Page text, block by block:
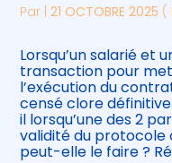
Être prêt pour la
électronique
Par |21 OCTOBRE 2025 (
Lorsqu’un salarié et
transaction pour
l’exécution du
censé clore
il lorsqu’une des 2
validité du protocole
peut-elle le faire ?